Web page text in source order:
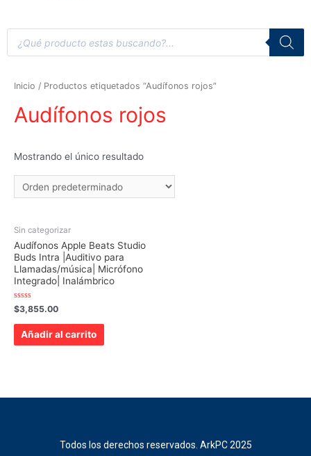
Inicio / Productos etiquetados “Audífonos rojos”
Audífonos rojos
Mostrando el único resultado
Sin categorizar
Audífonos Apple Beats Studio
Buds Intra |Auditivo para
Llamadas/música| Micrófono
Integrado| Inalámbrico
Valorado
con
0
$3,855.00
Añadir al carrito
Todos los derechos reservados. ArkPC 2025